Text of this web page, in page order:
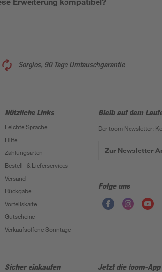
Sorglos, 90 Tage Umtauschgarantie
Nützliche Links
Leichte Sprache
Hilfe
Zahlungsarten
Bestell- & Lieferservices
Versand
Rückgabe
Vorteilskarte
Gutscheine
Verkaufsoffene Sonntage
Bleib auf dem
Der toom Newsletter:
Zur Newsletter
Folge uns
Sicher einkaufen Jetzt die toom-